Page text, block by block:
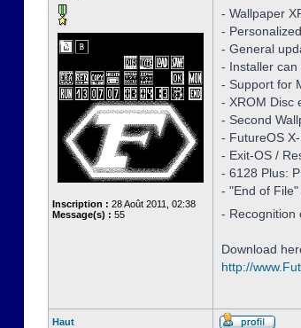
Inscription : 28 Août 2011, 02:38
Message(s) : 55
- Wallpaper
-
- General
- Installer can
- Support for
- XROM Disc
- Second
- FutureOS
- Exit-OS /
- 6128 Plus:
- "End of
- Recognition
Download
http://
Haut